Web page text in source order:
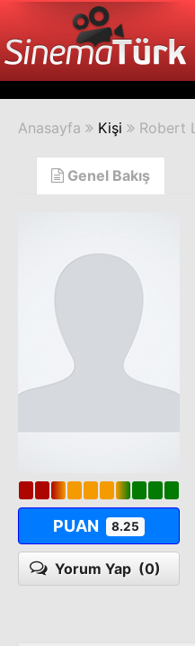
Anasayfa Kişi Robert
Genel Bakış
PUAN 8.25
Yorum Yap (0)